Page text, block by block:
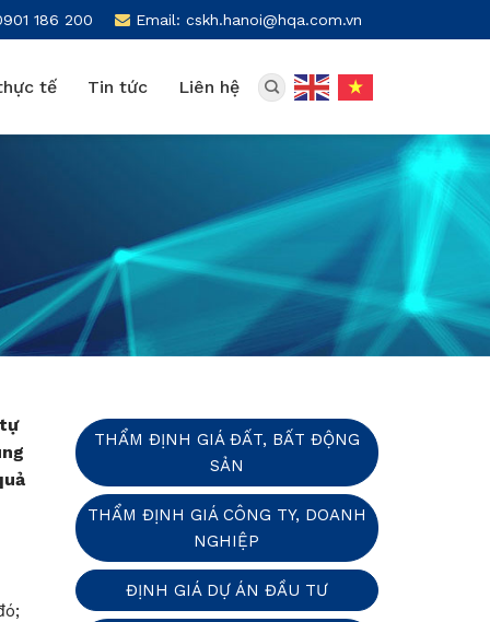
186 200 Email: cskh.hanoi@hqa.com.vn
tế Tin tức Liên hệ
THẨM ĐỊNH GIÁ ĐẤT, BẤT ĐỘNG
SẢN
THẨM ĐỊNH GIÁ CÔNG TY, DOANH
NGHIỆP
ĐỊNH GIÁ DỰ ÁN ĐẦU TƯ